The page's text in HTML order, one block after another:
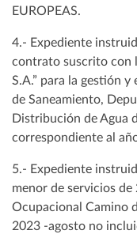
EUROPEAS.
4.- Expediente
contrato suscrito con
S.A.” para la gestión
de Saneamiento,
Distribución de Agua
correspondiente al
5.- Expediente
menor de servicios de
Ocupacional Camino
2023 -agosto no